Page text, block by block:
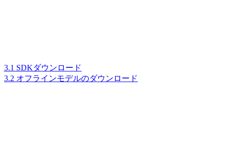
3.1 SDKダウンロード
3.2 オフラインモデルのダウンロード